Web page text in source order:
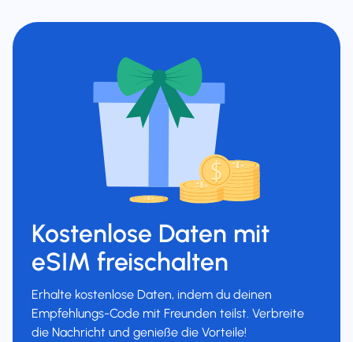
Kostenlose Daten mit
eSIM freischalten
Erhalte kostenlose Daten, indem du deinen
Empfehlungs-Code mit Freunden teilst. Verbreite
die Nachricht und genieße die Vorteile!